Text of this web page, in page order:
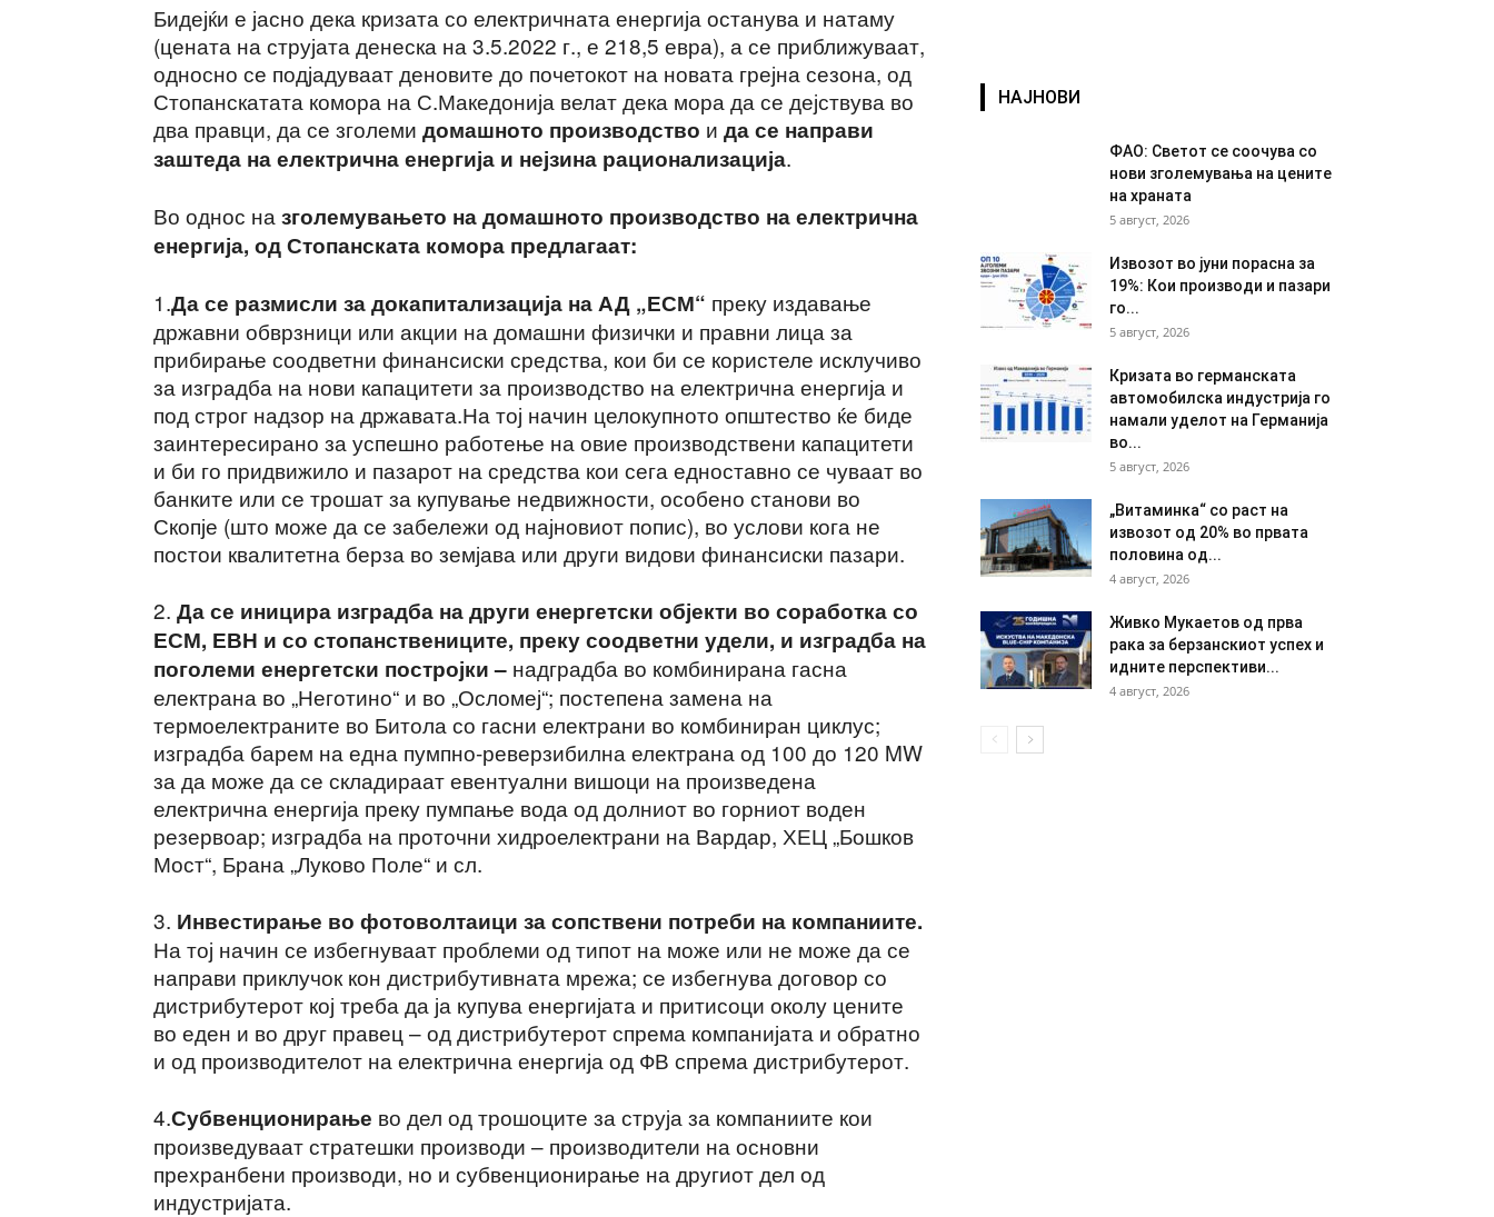
Бидејќи е јасно дека кризата со електричната енергија останува и натаму
(цената на струјата денеска на 3.5.2022 г., е 218,5 евра), а се приближуваат,
односно се подјадуваат деновите до почетокот на новата грејна сезона, од
Стопанскатата комора на С.Македонија велат дека мора да се дејствува во
два правци, да се зголеми домашното производство и да се направи
заштеда на електрична енергија и нејзина рационализација.
Во однос на зголемувањето на домашното производство на електрична
енергија, од Стопанската комора предлагаат:
1.Да се размисли за докапитализација на АД „ЕСМ“ преку издавање
државни обврзници или акции на домашни физички и правни лица за
прибирање соодветни финансиски средства, кои би се користеле исклучиво
за изградба на нови капацитети за производство на електрична енергија и
под строг надзор на државата.На тој начин целокупното општество ќе биде
заинтересирано за успешно работење на овие производствени капацитети
и би го придвижило и пазарот на средства кои сега едноставно се чуваат во
банките или се трошат за купување недвижности, особено станови во
Скопје (што може да се забележи од најновиот попис), во услови кога не
постои квалитетна берза во земјава или други видови финансиски пазари.
2. Да се иницира изградба на други енергетски објекти во соработка со
ЕСМ, ЕВН и со стопанствениците, преку соодветни удели, и изградба на
поголеми енергетски постројки – надградба во комбинирана гасна
електрана во „Неготино“ и во „Осломеј“; постепена замена на
термоелектраните во Битола со гасни електрани во комбиниран циклус;
изградба барем на една пумпно-реверзибилна електрана од 100 до 120 MW
за да може да се складираат евентуални вишоци на произведена
електрична енергија преку пумпање вода од долниот во горниот воден
резервоар; изградба на проточни хидроелектрани на Вардар, ХЕЦ „Бошков
Мост“, Брана „Луково Поле“ и сл.
3. Инвестирање во фотоволтаици за сопствени потреби на компаниите.
На тој начин се избегнуваат проблеми од типот на може или не може да се
направи приклучок кон дистрибутивната мрежа; се избегнува договор со
дистрибутерот кој треба да ја купува енергијата и притисоци околу цените
во еден и во друг правец – од дистрибутерот спрема компанијата и обратно
и од производителот на електрична енергија од ФВ спрема дистрибутерот.
4.Субвенционирање во дел од трошоците за струја за компаниите кои
произведуваат стратешки производи – производители на основни
прехранбени производи, но и субвенционирање на другиот дел од
индустријата.
НАЈНОВИ
ФАО: Светот се соочува со
нови зголемувања на цените
на храната
5 август, 2026
Извозот во јуни порасна за
19%: Кои производи и пазари
го...
5 август, 2026
Кризата во германската
автомобилска индустрија го
намали уделот на Германија
во...
5 август, 2026
„Витаминка“ со раст на
извозот од 20% во првата
половина од...
4 август, 2026
Живко Мукаетов од прва
рака за берзанскиот успех и
идните перспективи...
4 август, 2026